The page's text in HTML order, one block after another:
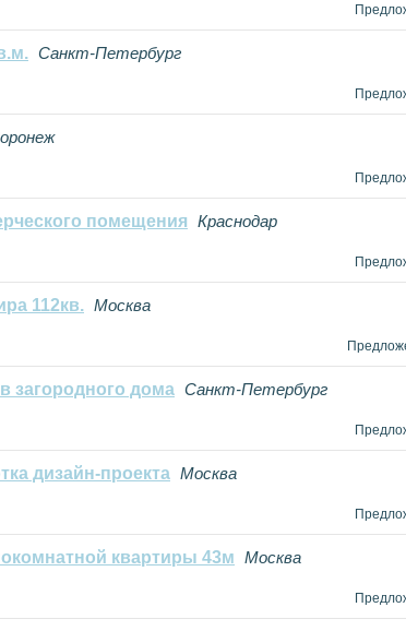
Санкт-Петербург
помещения Краснодар
112кв. Москва
загородного дома Санкт-Петербург
дизайн-проекта Москва
квартиры 43м Москва